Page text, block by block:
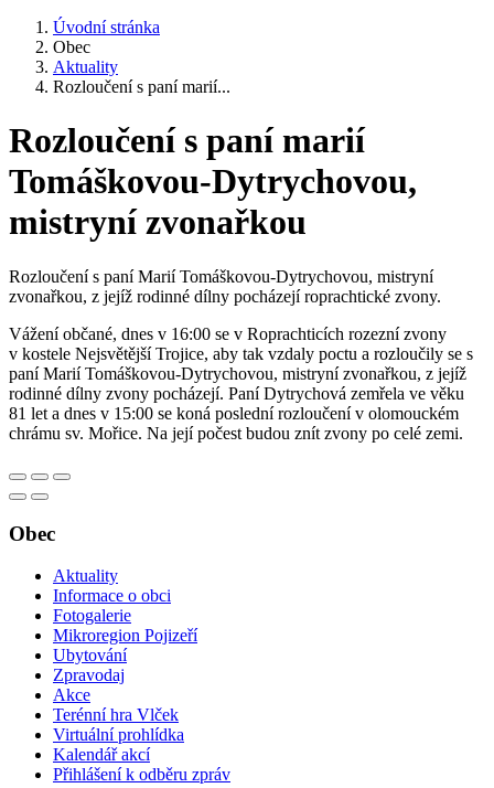
Úvodní stránka
Obec
Aktuality
Rozloučení s paní marií...
Rozloučení s paní marií
Tomáškovou-Dytrychovou,
mistryní zvonařkou
Rozloučení s paní Marií Tomáškovou-Dytrychovou, mistryní
zvonařkou, z jejíž rodinné dílny pocházejí roprachtické zvony.
Vážení občané, dnes v 16:00 se v Roprachticích rozezní zvony
v kostele Nejsvětější Trojice, aby tak vzdaly poctu a rozloučily se s
paní Marií Tomáškovou-Dytrychovou, mistryní zvonařkou, z jejíž
rodinné dílny zvony pocházejí. Paní Dytrychová zemřela ve věku
81 let a dnes v 15:00 se koná poslední rozloučení v olomouckém
chrámu sv. Mořice. Na její počest budou znít zvony po celé zemi.
Obec
Aktuality
Informace o obci
Fotogalerie
Mikroregion Pojizeří
Ubytování
Zpravodaj
Akce
Terénní hra Vlček
Virtuální prohlídka
Kalendář akcí
Přihlášení k odběru zpráv